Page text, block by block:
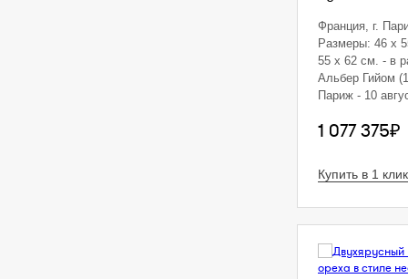
Франция, г.
Размеры: 46 x
55 х 62 см. - в
Альбер Гийом
Париж - 10
и
афишами,
как Gil Blas, Le
1 077 375₽
Купить в 1 клик